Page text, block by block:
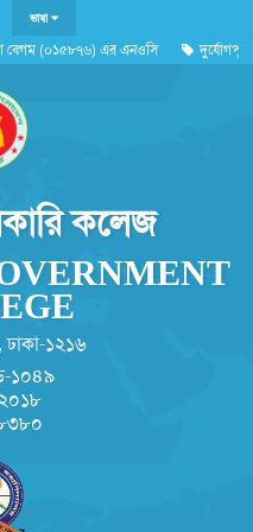
(০১৫৮৭৬) এর এনওসি
দুর্যোগপূর্ণ
ভাষা
কলেজ
১২১৬
১০৪৯
২০১৮